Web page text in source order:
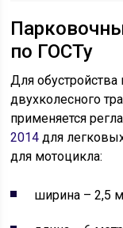
по ГОСТу
Для
двухколесного
применяется
2014 для
для мотоцикла:
ширина – 2,5